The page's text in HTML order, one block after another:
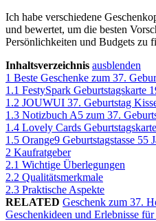
Ich habe verschiedene
und bewertet, um die besten
Persönlichkeiten und Budgets zu
Inhaltsverzeichnis ausblenden
1 Beste Geschenke zum 37.
1.1 FestySpark Geburtstagskarte
1.2 JOUWUI 37. Geburtstag
1.3 Notizbuch A5 zum 37.
1.4 Lovely Cards
1.5 Orange9 Geburtstagstasse 55
2 Kaufratgeber
2.1 Wichtige Überlegungen
2.2 Qualitätsmerkmale
2.3 Praktische Aspekte
RELATED Geschenk zum 37.
Geschenkideen und Erlebnisse für